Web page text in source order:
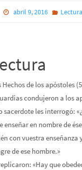
abril 9, 2016
de los apóstoles
condujeron a los
sacerdote les interrogó:
en nombre de
con vuestra enseñanza
de ese hombre.»
«Hay que